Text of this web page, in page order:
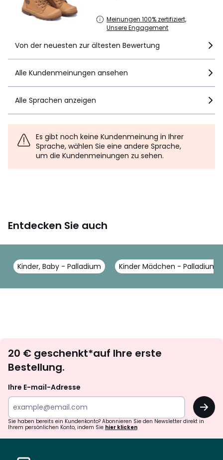
Meinungen 100% zertifiziert,
Unsere Engagement
Von der neuesten zur ältesten Bewertung
Alle Kundenmeinungen ansehen
Alle Sprachen anzeigen
Es gibt noch keine Kundenmeinung in Ihrer
Sprache, wählen Sie eine andere Sprache,
um die Kundenmeinungen zu sehen.
Entdecken Sie auch
Kinder, Baby - Palladium Kinder Mädchen - Palladium
abonnieren
20 € geschenkt*auf Ihre erste
Bestellung.
Ihre E-mail-Adresse
OK
Sie haben bereits ein Kundenkonto? Abonnieren Sie den Newsletter direkt in
Ihrem persönlichen Konto, indem Sie hier klicken